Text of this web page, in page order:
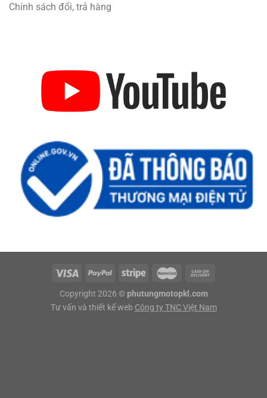
Chính sách đổi, trả hàng
Copyright 2026 © phutungmotopkl.com
Tư vấn và thiết kế web Công ty TNC Việt Nam